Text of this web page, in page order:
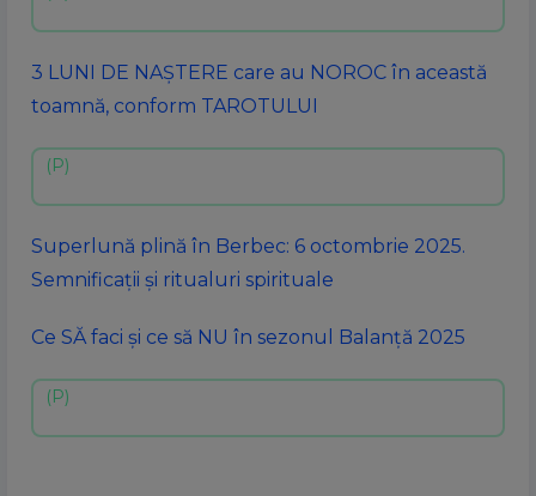
3 LUNI DE NAȘTERE care au NOROC în această
toamnă, conform TAROTULUI
Superlună plină în Berbec: 6 octombrie 2025.
Semnificații și ritualuri spirituale
Ce SĂ faci și ce să NU în sezonul Balanță 2025